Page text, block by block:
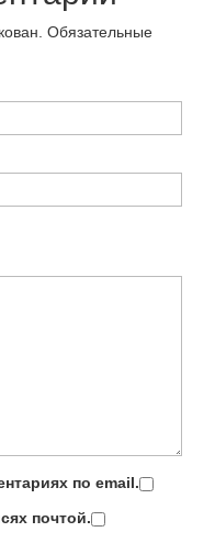
Обязательные
по email.
почтой.